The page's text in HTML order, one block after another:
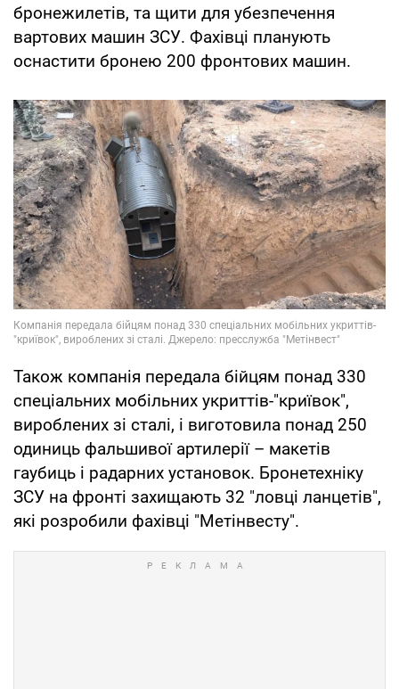
бронежилетів, та щити для убезпечення
вартових машин ЗСУ. Фахівці планують
оснастити бронею 200 фронтових машин.
Також компанія передала бійцям понад 330
спеціальних мобільних укриттів-"криївок",
вироблених зі сталі, і виготовила понад 250
одиниць фальшивої артилерії – макетів
гаубиць і радарних установок. Бронетехніку
ЗСУ на фронті захищають 32 "ловці ланцетів",
які розробили фахівці "Метінвесту".